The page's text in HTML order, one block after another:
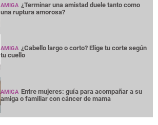
AMIGA ¿Terminar una amistad duele tanto como
una ruptura amorosa?
AMIGA ¿Cabello largo o corto? Elige tu corte según
tu cuello
AMIGA Entre mujeres: guía para acompañar a su
amiga o familiar con cáncer de mama